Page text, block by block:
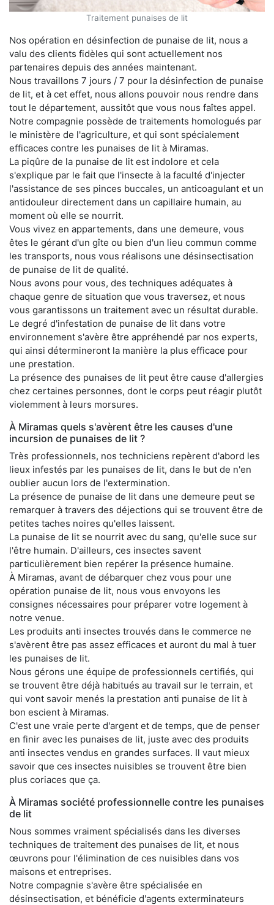
Traitement punaises de lit
Nos opération en désinfection de punaise de lit, nous a
valu des clients fidèles qui sont actuellement nos
partenaires depuis des années maintenant.
Nous travaillons 7 jours / 7 pour la désinfection de punaise
de lit, et à cet effet, nous allons pouvoir nous rendre dans
tout le département, aussitôt que vous nous faîtes appel.
Notre compagnie possède de traitements homologués par
le ministère de l'agriculture, et qui sont spécialement
efficaces contre les punaises de lit à Miramas.
La piqûre de la punaise de lit est indolore et cela
s'explique par le fait que l'insecte à la faculté d'injecter
l'assistance de ses pinces buccales, un anticoagulant et un
antidouleur directement dans un capillaire humain, au
moment où elle se nourrit.
Vous vivez en appartements, dans une demeure, vous
êtes le gérant d'un gîte ou bien d'un lieu commun comme
les transports, nous vous réalisons une désinsectisation
de punaise de lit de qualité.
Nous avons pour vous, des techniques adéquates à
chaque genre de situation que vous traversez, et nous
vous garantissons un traitement avec un résultat durable.
Le degré d'infestation de punaise de lit dans votre
environnement s'avère être appréhendé par nos experts,
qui ainsi détermineront la manière la plus efficace pour
une prestation.
La présence des punaises de lit peut être cause d'allergies
chez certaines personnes, dont le corps peut réagir plutôt
violemment à leurs morsures.
À Miramas quels s'avèrent être les causes d'une
incursion de punaises de lit ?
Très professionnels, nos techniciens repèrent d'abord les
lieux infestés par les punaises de lit, dans le but de n'en
oublier aucun lors de l'extermination.
La présence de punaise de lit dans une demeure peut se
remarquer à travers des déjections qui se trouvent être de
petites taches noires qu'elles laissent.
La punaise de lit se nourrit avec du sang, qu'elle suce sur
l'être humain. D'ailleurs, ces insectes savent
particulièrement bien repérer la présence humaine.
À Miramas, avant de débarquer chez vous pour une
opération punaise de lit, nous vous envoyons les
consignes nécessaires pour préparer votre logement à
notre venue.
Les produits anti insectes trouvés dans le commerce ne
s'avèrent être pas assez efficaces et auront du mal à tuer
les punaises de lit.
Nous gérons une équipe de professionnels certifiés, qui
se trouvent être déjà habitués au travail sur le terrain, et
qui vont savoir menés la prestation anti punaise de lit à
bon escient à Miramas.
C'est une vraie perte d'argent et de temps, que de penser
en finir avec les punaises de lit, juste avec des produits
anti insectes vendus en grandes surfaces. Il vaut mieux
savoir que ces insectes nuisibles se trouvent être bien
plus coriaces que ça.
À Miramas société professionnelle contre les punaises
de lit
Nous sommes vraiment spécialisés dans les diverses
techniques de traitement des punaises de lit, et nous
œuvrons pour l'élimination de ces nuisibles dans vos
maisons et entreprises.
Notre compagnie s'avère être spécialisée en
désinsectisation, et bénéficie d'agents exterminateurs